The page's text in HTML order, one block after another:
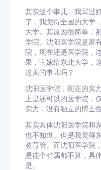
其实这个事儿，我写过
了，我觉得全国的大学
大学。其原因很简单，
学院。沈阳医学院是家
院，现在还是医学院，
果，它嫁给东北大学，
这美的事儿吗？
沈阳医学院，现在的实
上是还可以的医学院，
实力，没有独立的博士
其实具体沈阳医学院和
也不知道。但是我觉得
教育管。而沈阳医学院
是连个省属都不算，具
是。